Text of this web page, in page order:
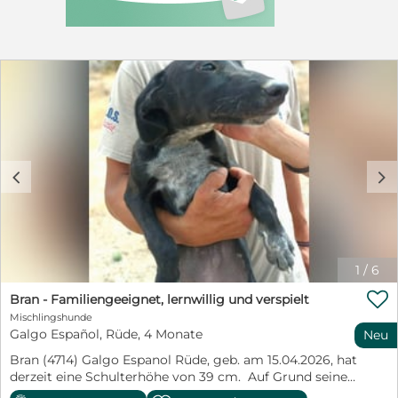
Umgebung. Ein ausbruchsicherer Garten muss
alleine bleiben müssen. Elli hat gerne ihre Familie um
sich. Das gibt ihr sehr viel Sicherheit. Elli ist jetzt
stubenrein und weiß was "Sitz", "Bleib", "Stop", "Aus" und
"Hier" bedeuten. Die Leinenführigkeit konnte sie zügig
umsetzen. Sie fährt problemlos mit im Auto und hat
gelernt offene Treppen zu bewältigen. Elli ist noch
ängstlich und schreckhaft. Sie muss weiterhin souverän
geführt werden, um ihre Ängste dauerhaft überwinden
zu können. Wer sich für Elli interessiert füllt bitte den
Bewerbungsbogen über NaTiNo.ev für sie aus.
https://www.natino.de/interessentenbogen-hund Elli
wird nur nach einer positiven Vorkontrolle, mit Vertrag
und Schutzgebühr vermittelt.
1 / 6
c d
Bran - Familiengeeignet, lernwillig und verspielt
Mischlingshunde
Galgo Español, Rüde, 4 Monate
Bran (4714) Galgo Espanol Rüde, geb. am 15.04.2026, hat
derzeit eine Schulterhöhe von 39 cm. Auf Grund seines
Alters ist Bran noch nicht kastriert. Beschreibung :

Neu